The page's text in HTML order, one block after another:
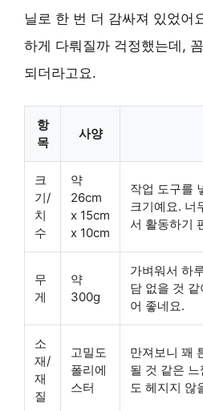
닐로 한 번 더 감싸져 있었어
하게 다뤄질까 걱정했는데,
되더라고요.
항
목
사양
크
기/
치
수
약
26cm
x 15cm
x 10cm
작업 도구를
크기예요. 너
서 활동하기
무
게
약
300g
가벼워서 하
담 없을 것
어 좋네요.
소
재/
재
질
고밀도
폴리에
스터
만져보니 꽤
될 것 같은
도 헤지지 않